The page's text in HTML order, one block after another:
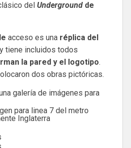
del Underground de
acceso es una réplica del
y tiene incluidos todos
la pared y el logotipo.
dos obras pictóricas.
galería de imágenes para